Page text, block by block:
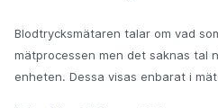
Blodtrycksmätaren talar om vad
mätprocessen men det saknas tal
enheten. Dessa visas enbarat i